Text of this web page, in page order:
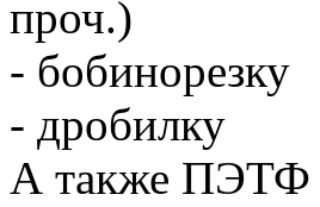
проч.)
- бобинорезку
- дробилку
А также ПЭТФ